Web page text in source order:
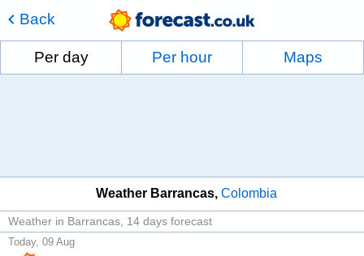
Back
Per day Per hour Maps
Weather Barrancas Colombia
Weather in Barrancas 14 days forecast
Today, 09 Aug